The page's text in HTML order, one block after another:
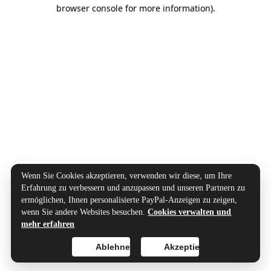
browser console for more information).
Wenn Sie Cookies akzeptieren, verwenden wir diese, um Ihre
Erfahrung zu verbessern und anzupassen und unseren Partnern zu
ermöglichen, Ihnen personalisierte PayPal-Anzeigen zu zeigen,
wenn Sie andere Websites besuchen.Cookies verwalten und
mehr erfahren
Akzeptieren
Ablehnen